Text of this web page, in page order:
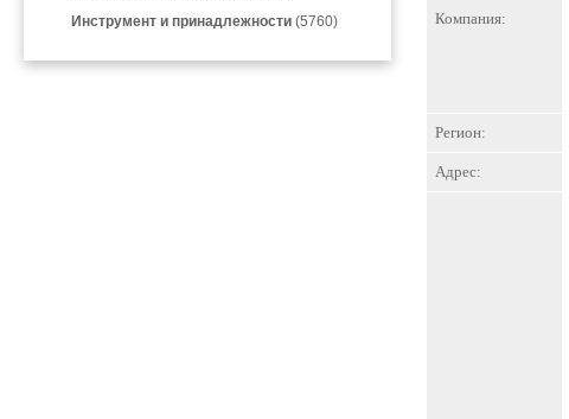
Инструмент и принадлежности (5760) Компания:
Регион:
Адрес: